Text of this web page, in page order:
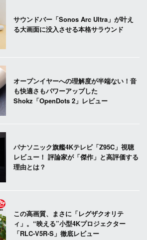
サウンドバー「Sonos Arc Ultra」が叶え
る大画面に没入させる本格サラウンド
オープンイヤーへの理解度が半端ない！音
も快適さもパワーアップした
Shokz「OpenDots 2」レビュー
パナソニック旗艦4Kテレビ「Z95C」視聴
レビュー！ 評論家が「傑作」と高評価する
理由とは？
この高画質、まさに「レグザクオリテ
ィ」。“映える”小型4Kプロジェクター
「RLC-V5R-S」徹底レビュー